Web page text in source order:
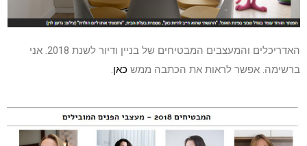
האדריכלים והמעצבים המבטיחים של בניין ודיור לשנת 2018. אני
ברשימה. אפשר לראות את הכתבה ממש כאן.